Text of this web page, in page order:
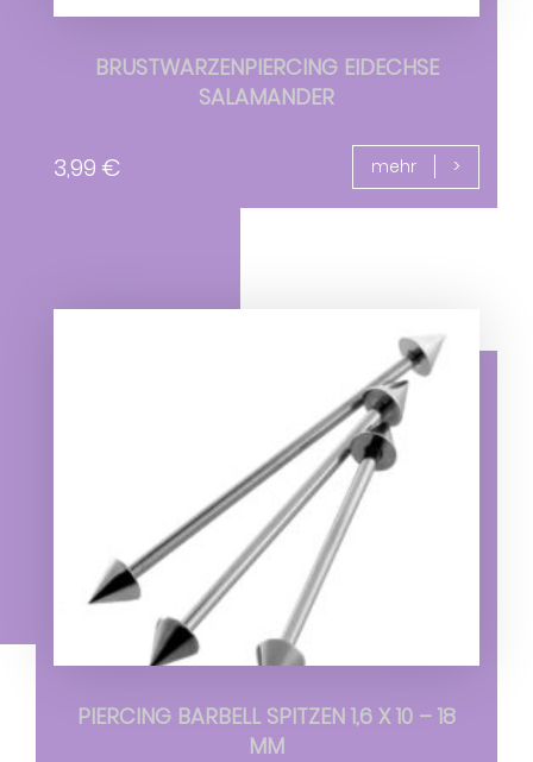
BRUSTWARZENPIERCING EIDECHSE
SALAMANDER
3,99 € mehr
PIERCING BARBELL SPITZEN 1,6 X 10 – 18
MM